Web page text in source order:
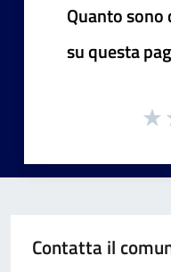
Quanto
su questa
Contatta il